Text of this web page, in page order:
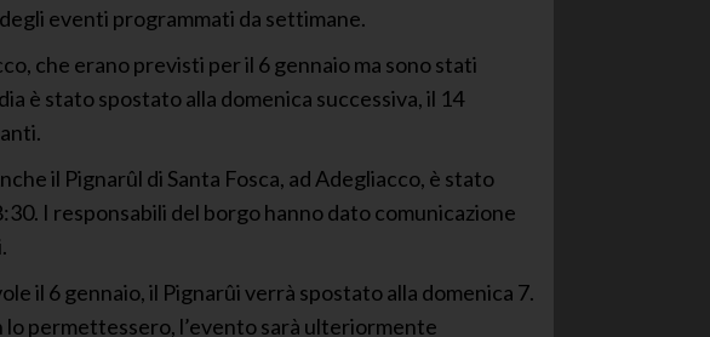
eventi programmati da settimane.
che erano previsti per il 6 gennaio ma sono stati
è stato spostato alla domenica successiva, il 14
il Pignarûl di Santa Fosca, ad Adegliacco, è stato
I responsabili del borgo hanno dato comunicazione
il 6 gennaio, il Pignarûi verrà spostato alla domenica 7.
lo permettessero, l’evento sarà ulteriormente